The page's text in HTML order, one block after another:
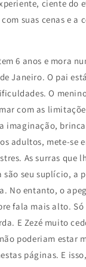
ciente do
suas cenas e a
6 anos e mora
Janeiro. O pai
O
com as
imaginação,
adultos, mete-se
As surras que
são seu suplício, a
No entanto, o
fala mais alto.
E Zezé muito
poderiam estar
páginas. E